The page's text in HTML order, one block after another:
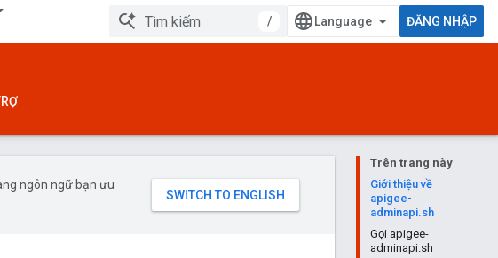
/ ĐĂNG NHẬP
Trên trang này
Giới thiệu về
apigee-
adminapi.sh
Gọi apigee-
adminapi.sh
ngôn ngữ bạn ưu